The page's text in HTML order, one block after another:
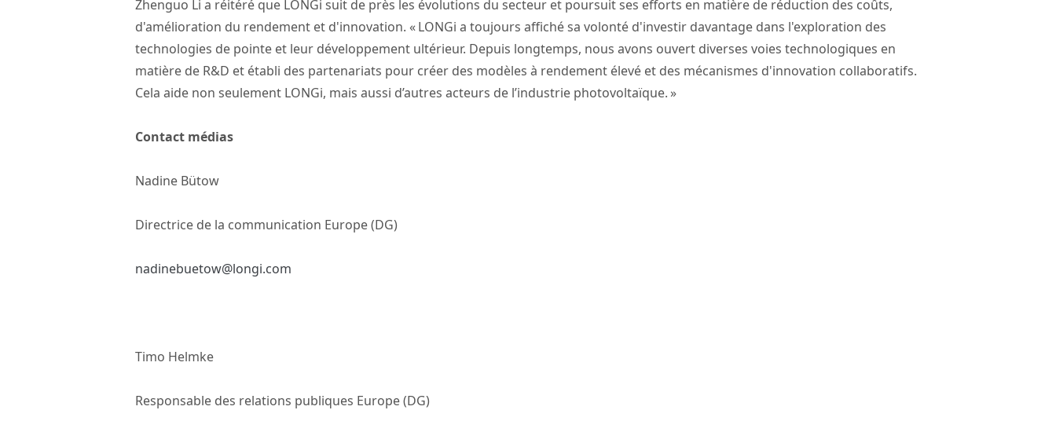
Zhenguo Li a réitéré que LONGi suit de près les évolutions du secteur et poursuit ses efforts en matière de réduction des coûts,
d'amélioration du rendement et d'innovation. « LONGi a toujours affiché sa volonté d'investir davantage dans l'exploration des
technologies de pointe et leur développement ultérieur. Depuis longtemps, nous avons ouvert diverses voies technologiques en
matière de R&D et établi des partenariats pour créer des modèles à rendement élevé et des mécanismes d'innovation collaboratifs.
Cela aide non seulement LONGi, mais aussi d’autres acteurs de l’industrie photovoltaïque. »
Contact médias
Nadine Bütow
Directrice de la communication Europe (DG)
nadinebuetow@longi.com
Timo Helmke
Responsable des relations publiques Europe (DG)